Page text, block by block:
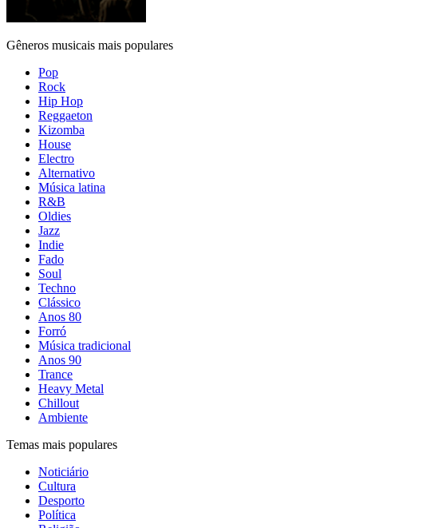
Gêneros musicais mais populares
Pop
Rock
Hip Hop
Reggaeton
Kizomba
House
Electro
Alternativo
Música latina
R&B
Oldies
Jazz
Indie
Fado
Soul
Techno
Clássico
Anos 80
Forró
Música tradicional
Anos 90
Trance
Heavy Metal
Chillout
Ambiente
Temas mais populares
Noticiário
Cultura
Desporto
Política